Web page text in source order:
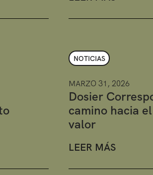
NOTICIAS
MARZO 31, 2026
Dosier
camino hacia
valor
LEER MÁS